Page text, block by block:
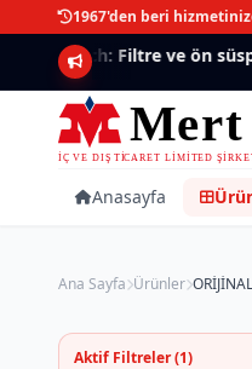
1967'den beri
Mannlich: Filtre ve ön
Anasayfa
Ana Sayfa Ürünler
Aktif Filtreler (1)